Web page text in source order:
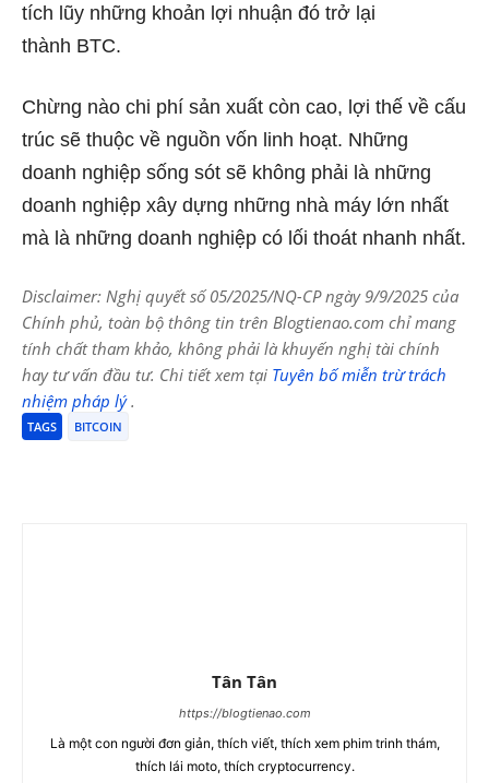
tích lũy những khoản lợi nhuận đó trở lại
thành BTC.
Chừng nào chi phí sản xuất còn cao, lợi thế về cấu
trúc sẽ thuộc về nguồn vốn linh hoạt. Những
doanh nghiệp sống sót sẽ không phải là những
doanh nghiệp xây dựng những nhà máy lớn nhất
mà là những doanh nghiệp có lối thoát nhanh nhất.
Disclaimer: Nghị quyết số 05/2025/NQ-CP ngày 9/9/2025 của
Chính phủ, toàn bộ thông tin trên Blogtienao.com chỉ mang
tính chất tham khảo, không phải là khuyến nghị tài chính
hay tư vấn đầu tư. Chi tiết xem tại Tuyên bố miễn trừ trách
nhiệm pháp lý.
TAGS BITCOIN
Tân Tân
https://blogtienao.com
Là một con người đơn giản, thích viết, thích xem phim trinh thám,
thích lái moto, thích cryptocurrency.